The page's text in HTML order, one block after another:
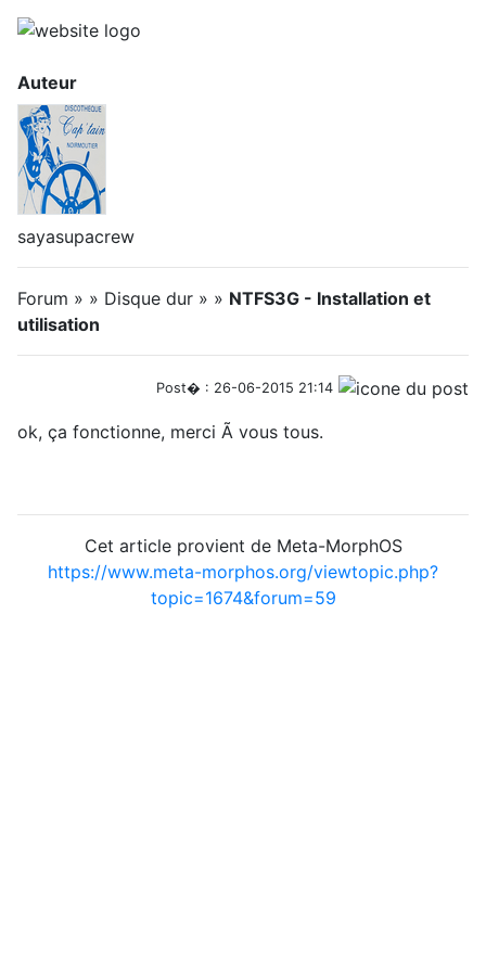
Auteur
sayasupacrew
Forum » » Disque dur » » NTFS3G - Installation et
utilisation
Post� : 26-06-2015 21:14
ok, ça fonctionne, merci Ã vous tous.
Cet article provient de Meta-MorphOS
https://www.meta-morphos.org/viewtopic.php?
topic=1674&forum=59